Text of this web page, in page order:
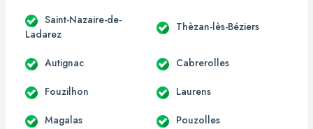
Saint-Nazaire-de-
Ladarez
Thèzan-lès-Béziers
Autignac Cabrerolles
Fouzilhon Laurens
Magalas Pouzolles